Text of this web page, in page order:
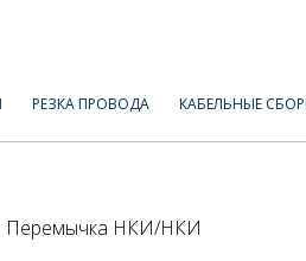
РЕЗКА ПРОВОДА КАБЕЛЬНЫЕ
Перемычка НКИ/НКИ